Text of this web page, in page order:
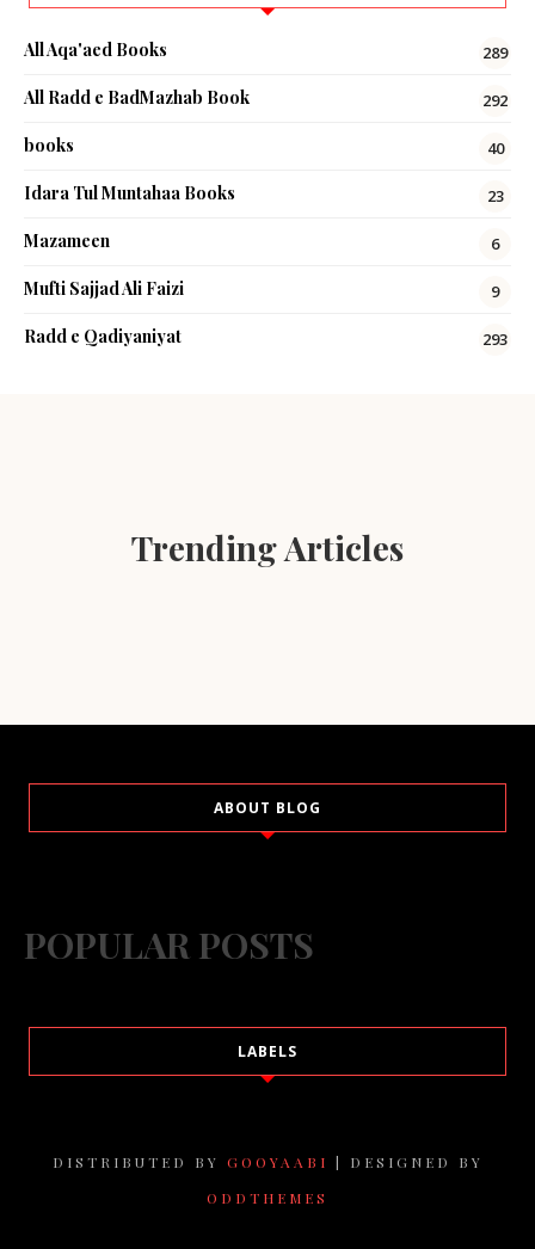
All Aqa'aed Books 289
All Radd e BadMazhab Book 292
books 40
Idara Tul Muntahaa Books 23
Mazameen 6
Mufti Sajjad Ali Faizi 9
Radd e Qadiyaniyat 293
Trending Articles
ABOUT BLOG
POPULAR POSTS
LABELS
DISTRIBUTED BY GOOYAABI | DESIGNED BY
ODDTHEMES